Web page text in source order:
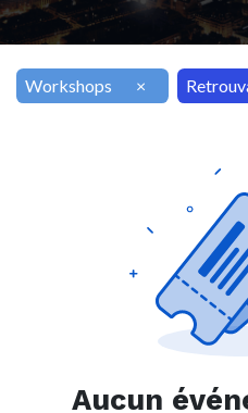
Workshops ×
Aucun